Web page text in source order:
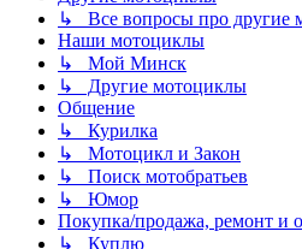
↳ Все вопросы про другие
Наши мотоциклы
↳ Мой Минск
↳ Другие мотоциклы
Общение
↳ Курилка
↳ Мотоцикл и Закон
↳ Поиск мотобратьев
↳ Юмор
Покупка/продажа, ремонт и
↳ Куплю